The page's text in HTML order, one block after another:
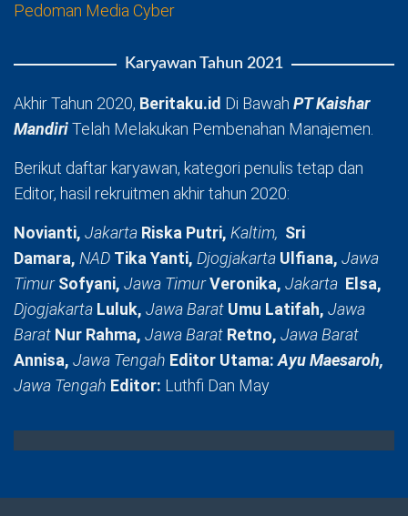
Pedoman Media Cyber
Karyawan Tahun 2021
Akhir Tahun 2020, Beritaku.id Di Bawah PT Kaishar
MandiriTelah Melakukan Pembenahan Manajemen.
Berikut daftar karyawan, kategori penulis tetap dan
Editor, hasil rekruitmen akhir tahun 2020:
Novianti, Jakarta Riska Putri, Kaltim, Sri
Damara, NAD Tika Yanti, Djogjakarta Ulfiana, Jawa
TimurSofyani, Jawa TimurVeronika, Jakarta Elsa,
Djogjakarta Luluk, Jawa Barat Umu Latifah, Jawa
Barat Nur Rahma, Jawa Barat Retno, Jawa Barat
Annisa, Jawa Tengah Editor Utama:Ayu Maesaroh,
Jawa Tengah Editor: Luthfi Dan May